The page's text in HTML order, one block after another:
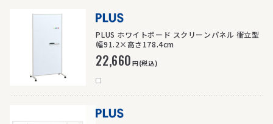
>
PLUS ホワイトボード スクリーンパネル 衝立型
幅91.2×高さ178.4cm
22,660円(税込)
>